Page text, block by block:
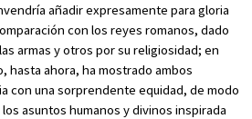
añadir expresamente para gloria
con los reyes romanos, dado
armas y otros por su religiosidad; en
hasta ahora, ha mostrado ambos
con una sorprendente equidad, de modo
asuntos humanos y divinos inspirada